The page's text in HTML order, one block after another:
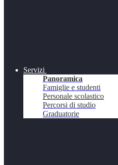
Servizi
Panoramica
Famiglie e studenti
Personale scolastico
Percorsi di studio
Graduatorie